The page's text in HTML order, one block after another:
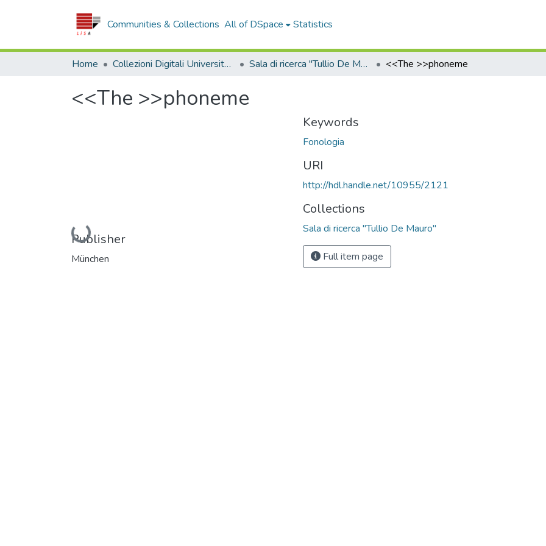
Communities & Collections All of DSpace Statistics
Home Collezioni Digitali Università della Calabria Sala di ricerca "Tullio De Mauro" <<The >>phoneme
<<The >>phoneme
Loading...
Publisher
München
Keywords
Fonologia
URI
http://hdl.handle.net/10955/2121
Collections
Sala di ricerca "Tullio De Mauro"
Full item page